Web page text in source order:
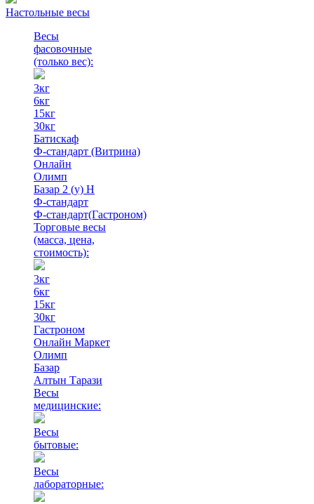
Настольные весы
Весы
фасовочные
(только вес):
3кг
6кг
15кг
30кг
Батискаф
Ф-стандарт (Витрина)
Онлайн
Олимп
Базар 2 (у) Н
Ф-стандарт
Ф-стандарт(Гастроном)
Торговые весы
(масса, цена,
стоимость):
3кг
6кг
15кг
30кг
Гастроном
Онлайн Маркет
Олимп
Базар
Алтын Тарази
Весы
медицинские:
Весы
бытовые:
Весы
лабораторные: